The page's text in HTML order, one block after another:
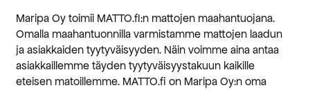
Maripa Oy toimii MATTO.fI:n mattojen maahantuojana.
Omalla maahantuonnilla varmistamme mattojen laadun
ja asiakkaiden tyytyväisyyden. Näin voimme aina antaa
asiakkaillemme täyden tyytyväisyystakuun kaikille
eteisen matoillemme. MATTO.fi on Maripa Oy:n oma